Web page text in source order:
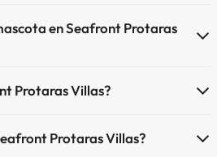
en Seafront Protaras
las condiciones.
Protaras Villas?
la piscina y otras instalaciones.
Protaras Villas?